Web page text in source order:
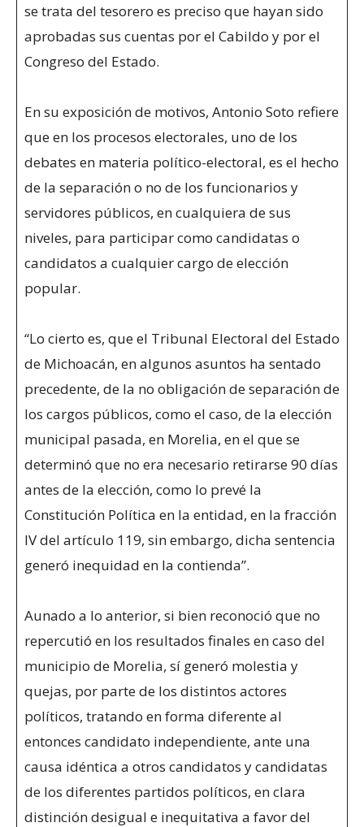
se trata del tesorero es preciso que hayan sido
aprobadas sus cuentas por el Cabildo y por el
Congreso del Estado.
En su exposición de motivos, Antonio Soto refiere
que en los procesos electorales, uno de los
debates en materia político-electoral, es el hecho
de la separación o no de los funcionarios y
servidores públicos, en cualquiera de sus
niveles, para participar como candidatas o
candidatos a cualquier cargo de elección
popular.
“Lo cierto es, que el Tribunal Electoral del Estado
de Michoacán, en algunos asuntos ha sentado
precedente, de la no obligación de separación de
los cargos públicos, como el caso, de la elección
municipal pasada, en Morelia, en el que se
determinó que no era necesario retirarse 90 días
antes de la elección, como lo prevé la
Constitución Política en la entidad, en la fracción
IV del artículo 119, sin embargo, dicha sentencia
generó inequidad en la contienda”.
Aunado a lo anterior, si bien reconoció que no
repercutió en los resultados finales en caso del
municipio de Morelia, sí generó molestia y
quejas, por parte de los distintos actores
políticos, tratando en forma diferente al
entonces candidato independiente, ante una
causa idéntica a otros candidatos y candidatas
de los diferentes partidos políticos, en clara
distinción desigual e inequitativa a favor del